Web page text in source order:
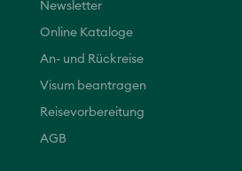
Newsletter
Online Kataloge
An- und Rückreise
Visum beantragen
Reisevorbereitung
AGB